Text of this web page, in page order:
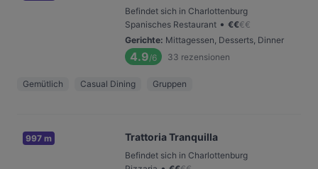
Befindet sich in Charlottenburg
Spanisches Restaurant • €€€€
Gerichte: Mittagessen, Desserts, Dinner
4.9/6 33 rezensionen
Gemütlich Casual Dining Gruppen
997 m Trattoria Tranquilla
Befindet sich in Charlottenburg